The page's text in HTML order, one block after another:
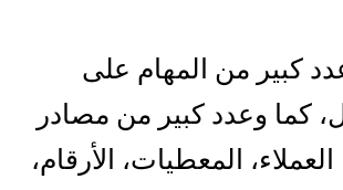
كبير من المهام على
كما وعدد كبير من مصادر
المعطيات، الأرقام،